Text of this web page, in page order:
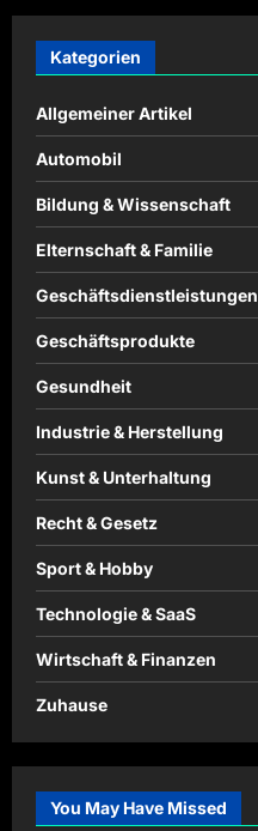
Kategorien
Allgemeiner Artikel
Automobil
Bildung & Wissenschaft
Elternschaft & Familie
Geschäftsdienstleistungen
Geschäftsprodukte
Gesundheit
Industrie & Herstellung
Kunst & Unterhaltung
Recht & Gesetz
Sport & Hobby
Technologie & SaaS
Wirtschaft & Finanzen
Zuhause
You May Have Missed